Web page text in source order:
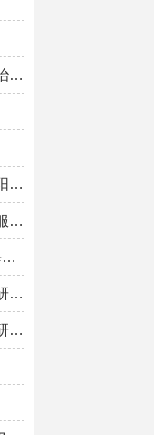
案例：内蒙古党建引领基层治理的创新实践.mp4
深耕循证服务，精准守护夕阳.mp4
案例：江海实验中社会工作服务新就业群体的探索.mp4
11.4老年人自我提升_快乐每一天.mp4
教学课件：社会学的定义及研究对象
课程视频：社会学的定义及研究对象